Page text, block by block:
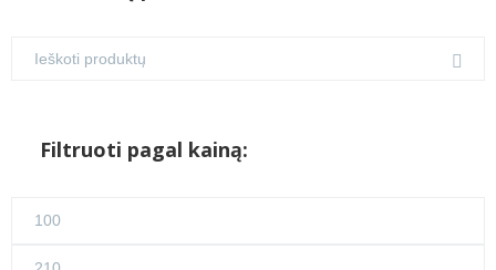
Filtruoti pagal kainą:
Maks